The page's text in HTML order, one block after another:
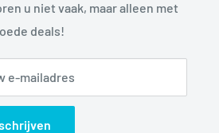
u niet vaak, maar alleen met
deals!
e-mailadres